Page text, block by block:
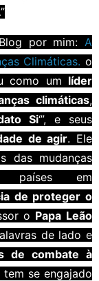
por mim: A
Climáticas. o
como um líder
climáticas,
Si‘”, e seus
de agir. Ele
das mudanças
países em
de proteger o
o Papa Leão
de lado e
de combate à
se engajado